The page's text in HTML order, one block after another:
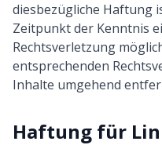
diesbezügliche Haftung
Zeitpunkt der Kenntnis
Rechtsverletzung
entsprechenden
Inhalte umgehend
Haftung für